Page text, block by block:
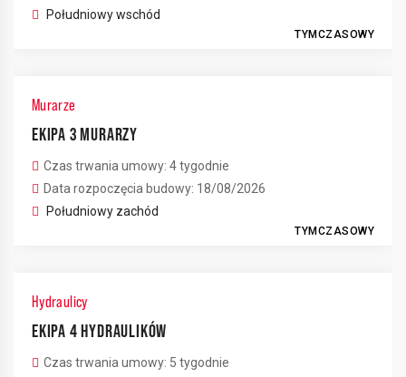
Południowy wschód
TYMCZASOWY
Murarze
EKIPA 3 MURARZY
Czas trwania umowy: 4 tygodnie
Data rozpoczęcia budowy: 18/08/2026
Południowy zachód
TYMCZASOWY
Hydraulicy
EKIPA 4 HYDRAULIKÓW
Czas trwania umowy: 5 tygodnie